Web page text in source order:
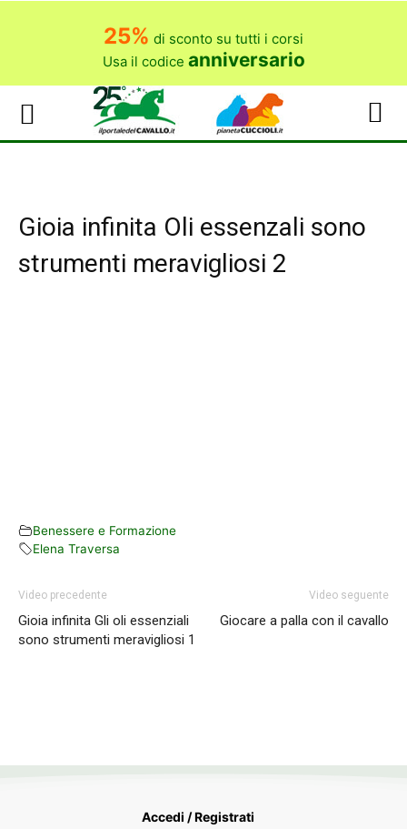
25% di sconto su tutti i corsi
Usa il codice anniversario
Gioia infinita Oli essenzali sono
strumenti meravigliosi 2
Benessere e Formazione
Elena Traversa
Video precedente
Gioia infinita Gli oli essenziali
sono strumenti meravigliosi 1
Video seguente
Giocare a palla con il cavallo
Accedi / Registrati